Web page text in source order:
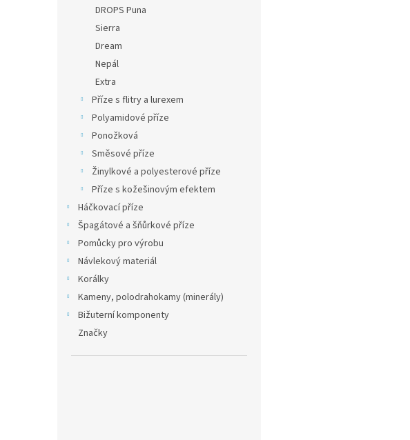
DROPS Puna
Sierra
Dream
Nepál
Extra
Příze s flitry a lurexem
Polyamidové příze
Ponožková
Směsové příze
Žinylkové a polyesterové příze
Příze s kožešinovým efektem
Háčkovací příze
Špagátové a šňůrkové příze
Pomůcky pro výrobu
Návlekový materiál
Korálky
Kameny, polodrahokamy (minerály)
Bižuterní komponenty
Značky